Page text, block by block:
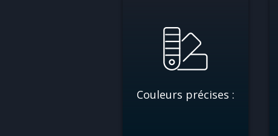
Couleurs précises :